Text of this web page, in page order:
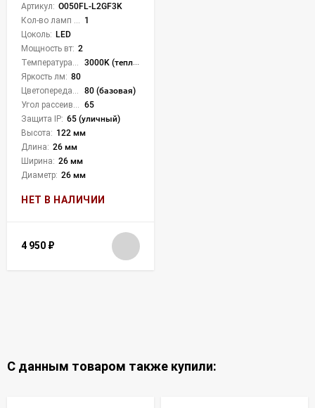
Артикул: O050FL-L2GF3K
1
Цоколь: LED
Мощность вт: 2
3000K (теплый)
Яркость лм: 80
80 (базовая)
65
Защита IP: 65 (уличный)
Высота: 122 мм
Длина: 26 мм
Ширина: 26 мм
Диаметр: 26 мм
НЕТ В НАЛИЧИИ
4 950 ₽
С данным товаром также купили: